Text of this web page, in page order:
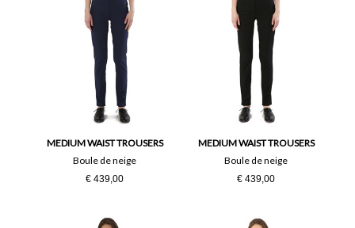
MEDIUM WAIST TROUSERS
Boule de neige
€ 439,00
MEDIUM WAIST TROUSERS
Boule de neige
€ 439,00